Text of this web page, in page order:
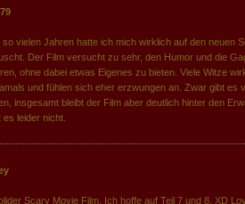
so vielen Jahren hatte ich mich wirklich auf den neuen
Der Film versucht zu sehr, den Humor und die
ohne dabei etwas Eigenes zu bieten. Viele Witze
und fühlen sich eher erzwungen an. Zwar gibt es
insgesamt bleibt der Film aber deutlich hinter den
es leider nicht.
Scary Movie Film. Ich hoffe auf Teil 7 und 8. XD